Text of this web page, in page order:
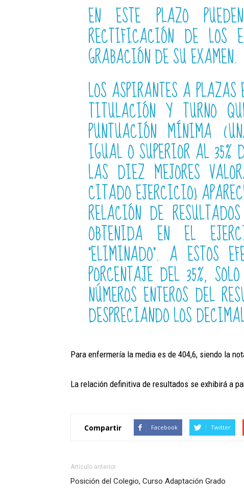
EN ESTE PLAZO
RECTIFICACIÓN DE LOS
GRABACIÓN DE SU EXAMEN.
LOS ASPIRANTES A
TITULACIÓN Y TURNO
PUNTUACIÓN MÍNIMA
IGUAL O SUPERIOR AL
LAS DIEZ MEJORES
CITADO EJERCICIO)
RELACIÓN DE
OBTENIDA EN EL
“ELIMINADO”. A ESTOS
PORCENTAJE DEL 35%,
NÚMEROS ENTEROS DEL
DESPRECIANDO LOS
Para enfermería la media es de 404,6, siendo la
La relación definitiva de resultados se exhibirá a
Compartir Facebook Twitter
Artículo anterior
Posición del Colegio, Curso Adaptación Grado